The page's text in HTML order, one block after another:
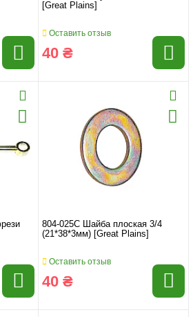
[Great Plains]
Оставить отзыв
40 ₴
804-025C Шайба плоская 3/4
(21*38*3мм) [Great Plains]
Оставить отзыв
40 ₴